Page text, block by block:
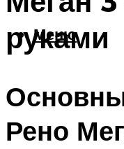
Меню
руками
Рено